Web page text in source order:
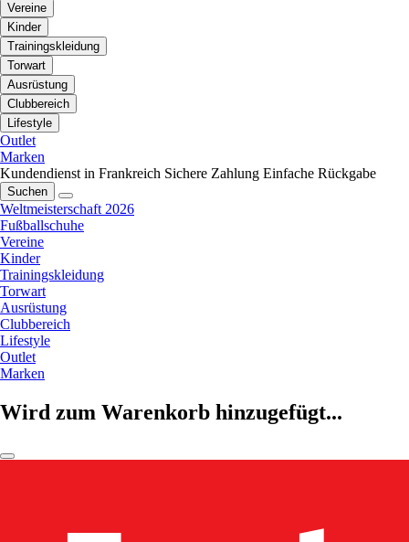
Vereine
Kinder
Trainingskleidung
Torwart
Ausrüstung
Clubbereich
Lifestyle
Outlet
Marken
Kundendienst in Frankreich Sichere Zahlung Einfache Rückgabe
Suchen
Weltmeisterschaft 2026
Fußballschuhe
Vereine
Kinder
Trainingskleidung
Torwart
Ausrüstung
Clubbereich
Lifestyle
Outlet
Marken
Wird zum Warenkorb hinzugefügt...